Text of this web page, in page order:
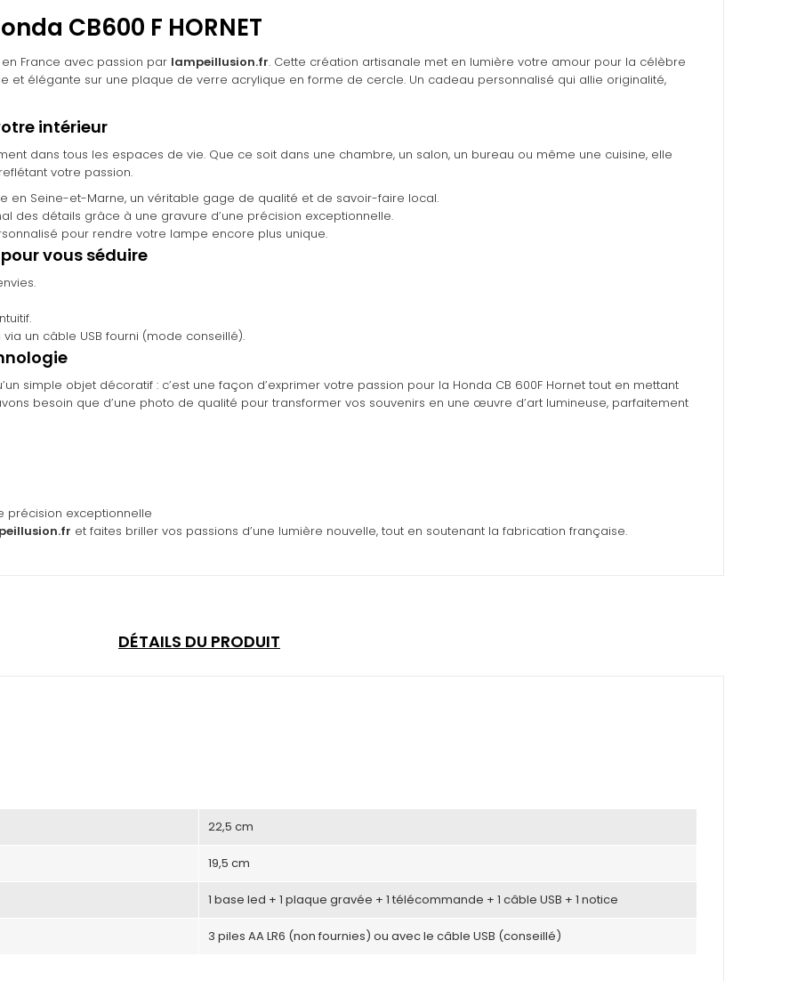
CB600 F HORNET
France avec passion par lampeillusion.fr. Cette création artisanale met en lumière votre amour pour la célèbre
et élégante sur une plaque de verre acrylique en forme de cercle. Un cadeau personnalisé qui allie originalité,
intérieur
dans tous les espaces de vie. Que ce soit dans une chambre, un salon, un bureau ou même une cuisine, elle
votre passion.
en Seine-et-Marne, un véritable gage de qualité et de savoir-faire local.
des détails grâce à une gravure d’une précision exceptionnelle.
pour rendre votre lampe encore plus unique.
vous séduire
un câble USB fourni (mode conseillé).
simple objet décoratif : c’est une façon d’exprimer votre passion pour la Honda CB 600F Hornet tout en mettant
besoin que d’une photo de qualité pour transformer vos souvenirs en une œuvre d’art lumineuse, parfaitement
précision exceptionnelle
et faites briller vos passions d’une lumière nouvelle, tout en soutenant la fabrication française.
DÉTAILS DU PRODUIT
22,5 cm
19,5 cm
1 base led + 1 plaque gravée + 1 télécommande + 1 câble USB + 1 notice
3 piles AA LR6 (non fournies) ou avec le câble USB (conseillé)